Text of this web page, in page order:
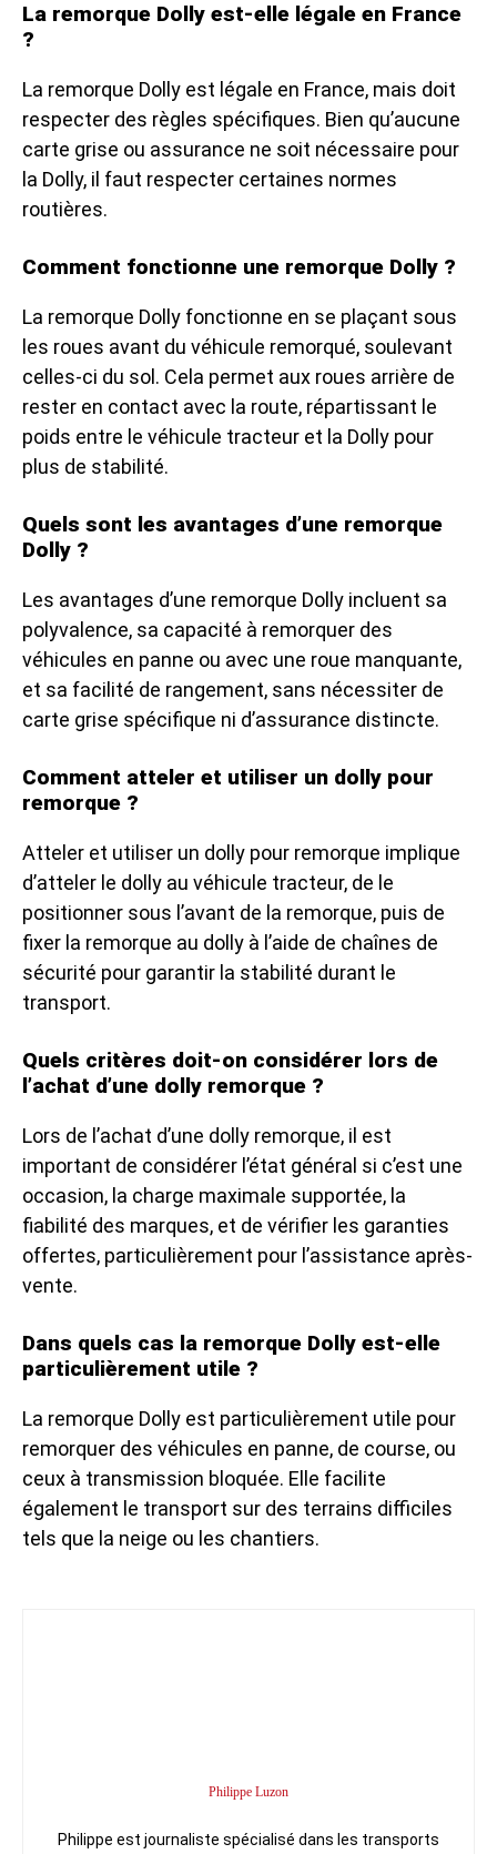
La remorque Dolly est-elle légale en France
?
La remorque Dolly est légale en France, mais doit
respecter des règles spécifiques. Bien qu’aucune
carte grise ou assurance ne soit nécessaire pour
la Dolly, il faut respecter certaines normes
routières.
Comment fonctionne une remorque Dolly ?
La remorque Dolly fonctionne en se plaçant sous
les roues avant du véhicule remorqué, soulevant
celles-ci du sol. Cela permet aux roues arrière de
rester en contact avec la route, répartissant le
poids entre le véhicule tracteur et la Dolly pour
plus de stabilité.
Quels sont les avantages d’une remorque
Dolly ?
Les avantages d’une remorque Dolly incluent sa
polyvalence, sa capacité à remorquer des
véhicules en panne ou avec une roue manquante,
et sa facilité de rangement, sans nécessiter de
carte grise spécifique ni d’assurance distincte.
Comment atteler et utiliser un dolly pour
remorque ?
Atteler et utiliser un dolly pour remorque implique
d’atteler le dolly au véhicule tracteur, de le
positionner sous l’avant de la remorque, puis de
fixer la remorque au dolly à l’aide de chaînes de
sécurité pour garantir la stabilité durant le
transport.
Quels critères doit-on considérer lors de
l’achat d’une dolly remorque ?
Lors de l’achat d’une dolly remorque, il est
important de considérer l’état général si c’est une
occasion, la charge maximale supportée, la
fiabilité des marques, et de vérifier les garanties
offertes, particulièrement pour l’assistance après-
vente.
Dans quels cas la remorque Dolly est-elle
particulièrement utile ?
La remorque Dolly est particulièrement utile pour
remorquer des véhicules en panne, de course, ou
ceux à transmission bloquée. Elle facilite
également le transport sur des terrains difficiles
tels que la neige ou les chantiers.
Philippe Luzon
Philippe est journaliste spécialisé dans les transports